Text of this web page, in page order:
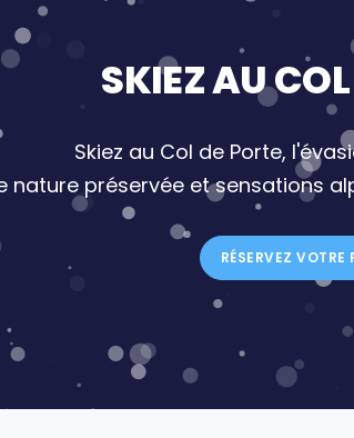
SKIEZ AU
Skiez au Col de Porte,
nature préservée et sensations
RÉSERVEZ VOTRE